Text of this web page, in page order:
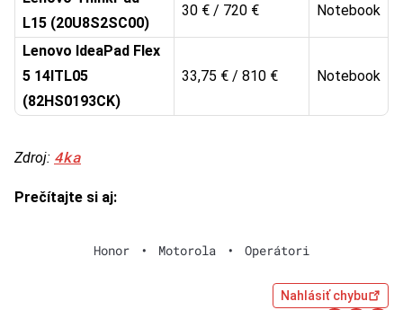
L15 (20U8S2SC00)
30 € / 720 € Notebook
Lenovo IdeaPad Flex
5 14ITL05
(82HS0193CK)
33,75 € / 810 € Notebook
Zdroj: 4ka
Prečítajte si aj:
Honor • Motorola • Operátori
Nahlásiť chybu